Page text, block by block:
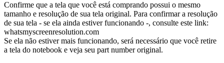
Confirme que a tela que você está comprando possui o mesmo
tamanho e resolução de sua tela original. Para confirmar a resolução
de sua tela - se ela ainda estiver funcionando -, consulte este link:
whatsmyscreenresolution.com
Se ela não estiver mais funcionando, será necessário que você retire
a tela do notebook e veja seu part number original.